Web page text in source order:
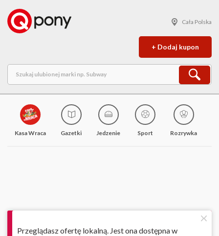
Cała Polska
+ Dodaj kupon
Kasa Wraca Gazetki Jedzenie Sport Rozrywka
Przeglądasz ofertę lokalną. Jest ona dostępna w